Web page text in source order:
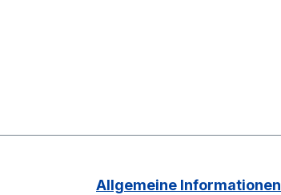
Allgemeine Informationen